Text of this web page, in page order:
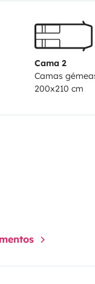
um extra
Matratzen
Cama 2
Camas
200x210 cm